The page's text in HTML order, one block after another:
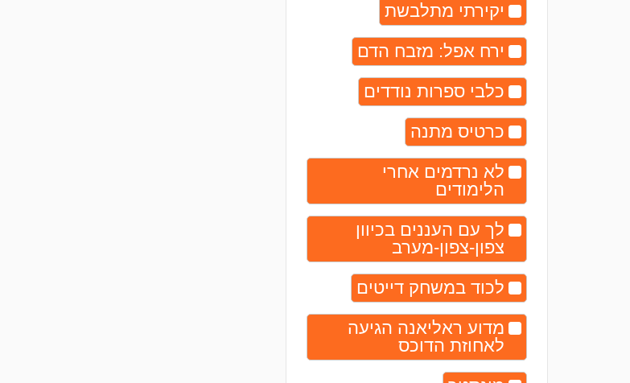
יקירתי מתלבשת
ירח אפל: מזבח הדם
כלבי ספרות נודדים
כרטיס מתנה
לא נרדמים אחרי
הלימודים
לך עם העננים בכיוון
צפון-צפון-מערב
לכוד במשחק דייטים
מדוע ראליאנה הגיעה
לאחוזת הדוכס